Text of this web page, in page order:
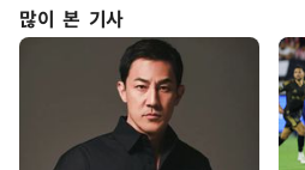
많이 본 기사